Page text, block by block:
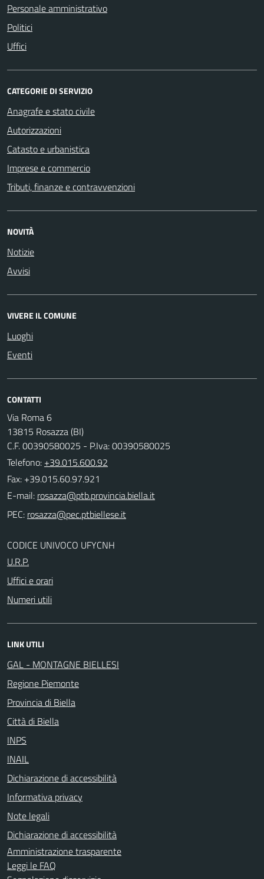
Personale amministrativo
Politici
Uffici
CATEGORIE DI SERVIZIO
Anagrafe e stato civile
Autorizzazioni
Catasto e urbanistica
Imprese e commercio
Tributi, finanze e contravvenzioni
NOVITÀ
Notizie
Avvisi
VIVERE IL COMUNE
Luoghi
Eventi
CONTATTI
Via Roma 6
13815 Rosazza (BI)
C.F. 00390580025 - P.Iva: 00390580025
Telefono: +39.015.600.92
Fax: +39.015.60.97.921
E-mail:
PEC:
CODICE UNIVOCO UFYCNH
U.R.P.
Uffici e orari
Numeri utili
LINK UTILI
GAL - MONTAGNE BIELLESI
Regione Piemonte
Provincia di Biella
Città di Biella
INPS
INAIL
Dichiarazione di accessibilità
Informativa privacy
Note legali
Dichiarazione di accessibilità
Amministrazione trasparente
Leggi le FAQ